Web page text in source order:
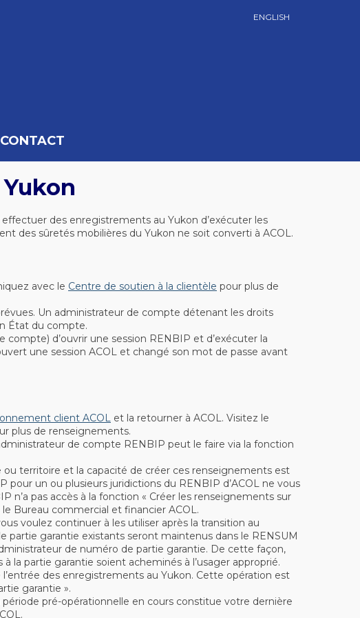
ENGLISH
CONTACT
des enregistrements au Yukon d’exécuter les
des sûretés mobilières du Yukon ne soit converti à ACOL.
avec le Centre de soutien à la clientèle pour plus de
Un administrateur de compte détenant les droits
État du compte.
d’ouvrir une session RENBIP et d’exécuter la
une session ACOL et changé son mot de passe avant
client ACOL et la retourner à ACOL. Visitez le
plus de renseignements.
de compte RENBIP peut le faire via la fonction
territoire et la capacité de créer ces renseignements est
pour un ou plusieurs juridictions du RENBIP d’ACOL ne vous
pas accès à la fonction « Créer les renseignements sur
Bureau commercial et financier ACOL.
voulez continuer à les utiliser après la transition au
partie garantie existants seront maintenus dans le RENSUM
de numéro de partie garantie. De cette façon,
la partie garantie soient acheminés à l’usager approprié.
des enregistrements au Yukon. Cette opération est
garantie ».
pré-opérationnelle en cours constitue votre dernière